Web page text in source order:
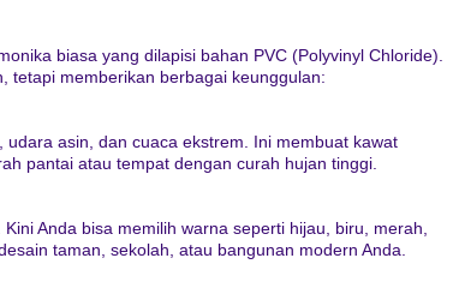
biasa yang dilapisi bahan PVC (Polyvinyl Chloride).
tetapi memberikan berbagai keunggulan:
asin, dan cuaca ekstrem. Ini membuat kawat
pantai atau tempat dengan curah hujan tinggi.
Anda bisa memilih warna seperti hijau, biru, merah,
taman, sekolah, atau bangunan modern Anda.